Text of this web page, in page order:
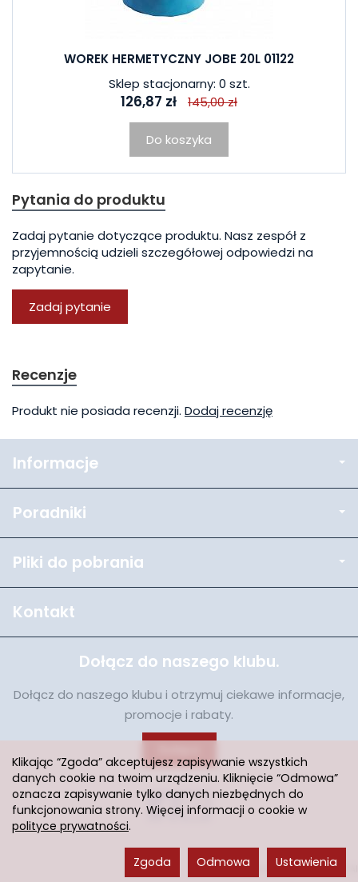
WOREK HERMETYCZNY JOBE 20L 01122
Sklep stacjonarny: 0 szt.
126,87 zł 145,00 zł
Do koszyka
Pytania do produktu
Zadaj pytanie dotyczące produktu. Nasz zespół z
przyjemnością udzieli szczegółowej odpowiedzi na
zapytanie.
Zadaj pytanie
Recenzje
Produkt nie posiada recenzji. Dodaj recenzję
Informacje
Poradniki
Pliki do pobrania
Kontakt
Dołącz do naszego klubu.
Dołącz do naszego klubu i otrzymuj ciekawe informacje,
promocje i rabaty.
Sklep internetowy SOTESHOP AI
Klikając “Zgoda” akceptujesz zapisywanie wszystkich
danych cookie na twoim urządzeniu. Kliknięcie “Odmowa”
oznacza zapisywanie tylko danych niezbędnych do
funkcjonowania strony. Więcej informacji o cookie w
polityce prywatności.
Ustawienia
Odmowa
Zgoda